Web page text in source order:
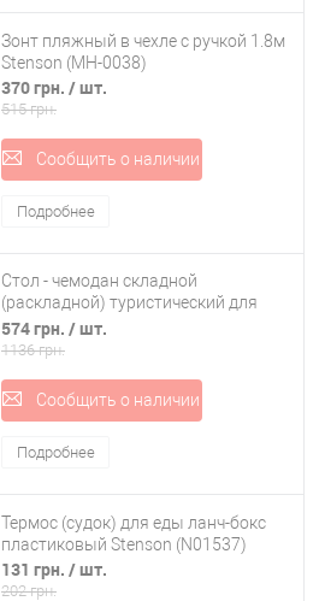
Зонт пляжный в чехле с ручкой 1.8м
Stenson (MH-0038)
370 грн. / шт.
515 грн.
Сообщить о наличии
Подробнее
Стол - чемодан складной
(раскладной) туристический для
пикника Stenson (R28858)
574 грн. / шт.
1136 грн.
Сообщить о наличии
Подробнее
Термос (судок) для еды ланч-бокс
пластиковый Stenson (N01537)
131 грн. / шт.
202 грн.